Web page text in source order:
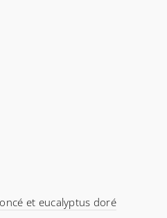
et eucalyptus doré